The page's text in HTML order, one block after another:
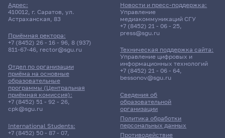
Адрес:
410012, г. Саратов, ул.
Астраханская, 83
Приёмная ректора:
+7 (8452) 26 - 16 - 96, 8 (937)
811-67-46, rector@sgu.ru
Отдел по организации
приёма на основные
образовательные
программы (Центральная
приёмная комиссия):
+7 (8452) 51 - 92 - 26,
cpk@sgu.ru
International Students:
+7 (8452) 50 - 87 - 07,
Сведения об
образовательной
организации
Политика обработки
персональных данных
Противодействие
Новости и пресс-поддержка:
Управление
медиакоммуникаций СГУ
+7 (8452) 21 - 06 - 25,
press@sgu.ru
Техническая поддержка сайта:
Управление цифровых и
информационных технологий
+7 (8452) 21 - 06 - 64,
bessonov@sgu.ru